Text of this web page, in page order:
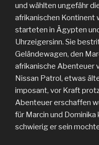
und wählten ungefähr
afrikanischen Kontinent
starteten in Ägypten
Uhrzeigersinn. Sie
Geländewagen, den
afrikanische Abenteuer
Nissan Patrol, etwas
imposant, vor Kraft
Abenteuer erschaffen
für Marcin und
schwierig er sein